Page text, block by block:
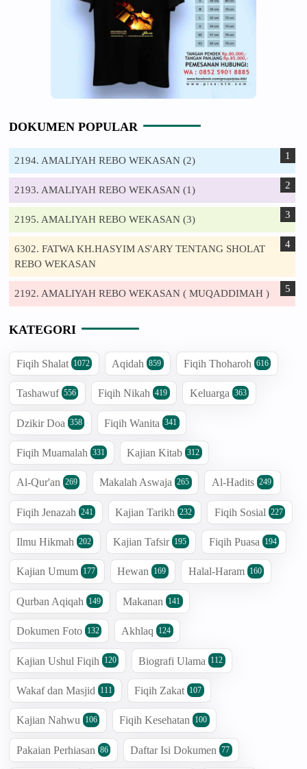
DOKUMEN POPULAR
2194. AMALIYAH REBO WEKASAN (2)
2193. AMALIYAH REBO WEKASAN (1)
2195. AMALIYAH REBO WEKASAN (3)
6302. FATWA KH.HASYIM AS'ARY TENTANG SHOLAT
REBO WEKASAN
2192. AMALIYAH REBO WEKASAN ( MUQADDIMAH )
KATEGORI
Fiqih Shalat 1072 Aqidah 859 Fiqih Thoharoh 616
Tashawuf 556 Fiqih Nikah 419 Keluarga 363
Dzikir Doa 358 Fiqih Wanita 341
Fiqih Muamalah 331 Kajian Kitab 312
Al-Qur'an 269 Makalah Aswaja 265 Al-Hadits 249
Fiqih Jenazah 241 Kajian Tarikh 232 Fiqih Sosial 227
Ilmu Hikmah 202 Kajian Tafsir 195 Fiqih Puasa 194
Kajian Umum 177 Hewan 169 Halal-Haram 160
Qurban Aqiqah 149 Makanan 141
Dokumen Foto 132 Akhlaq 124
Kajian Ushul Fiqih 120 Biografi Ulama 112
Wakaf dan Masjid 111 Fiqih Zakat 107
Kajian Nahwu 106 Fiqih Kesehatan 100
Pakaian Perhiasan 86 Daftar Isi Dokumen 77